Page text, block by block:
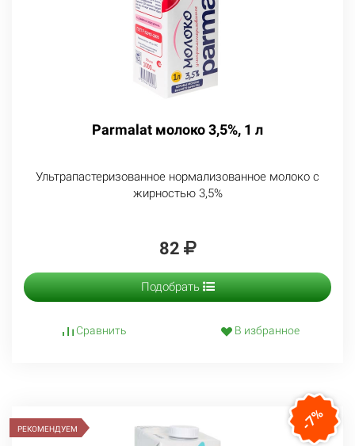
Parmalat молоко 3,5%, 1 л
Ультрапастеризованное нормализованное молоко с
жирностью 3,5%
82
Подобрать
Сравнить В избранное
-7%
РЕКОМЕНДУЕМ